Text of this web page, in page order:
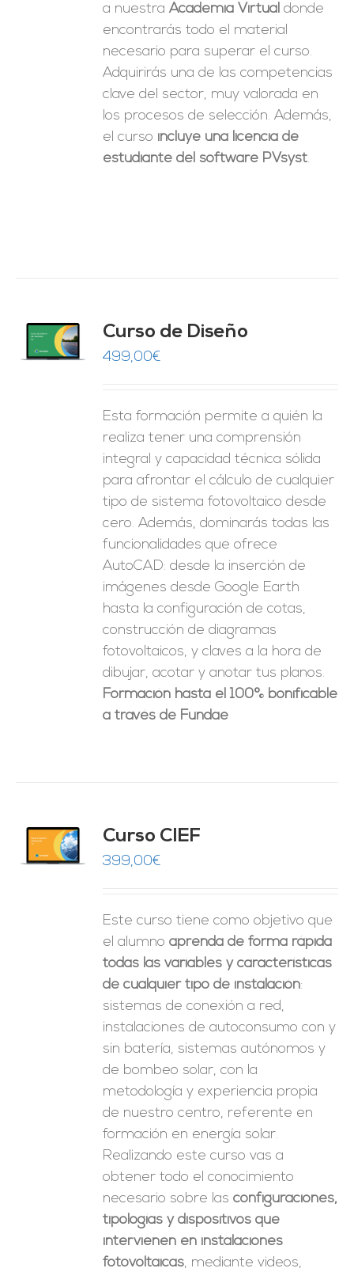
a nuestraAcademia Virtual donde
encontrarás todo el material
necesario para superar el curso.
Adquirirás una de las competencias
clave del sector, muy valorada en
los procesos de selección. Además,
el curso incluye una licencia de
estudiante del software PVsyst.
Curso de Diseño
499,00€
Esta formación permite a quién la
realiza tener una comprensión
integral y capacidad técnica sólida
para afrontar el cálculo de cualquier
tipo de sistema fotovoltaico desde
cero. Además, dominarás todas las
funcionalidades que ofrece
AutoCAD: desde la inserción de
imágenes desde Google Earth
hasta la configuración de cotas,
construcción de diagramas
fotovoltaicos, y claves a la hora de
dibujar, acotar y anotar tus planos.
Formación hasta el 100% bonificable
a través de Fundae
Curso CIEF
399,00€
Este curso tiene como objetivo que
el alumnoaprenda de forma rápida
todas las variables y características
de cualquier tipo de instalación:
sistemas de conexión a red,
instalaciones de autoconsumo con y
sin batería, sistemas autónomos y
de bombeo solar, con la
metodología y experiencia propia
de nuestro centro, referente en
formación en energía solar.
Realizando este curso vas a
obtener todo el conocimiento
necesario sobre lasconfiguraciones,
tipologías y dispositivos que
intervienen en instalaciones
fotovoltaicas, mediante videos,